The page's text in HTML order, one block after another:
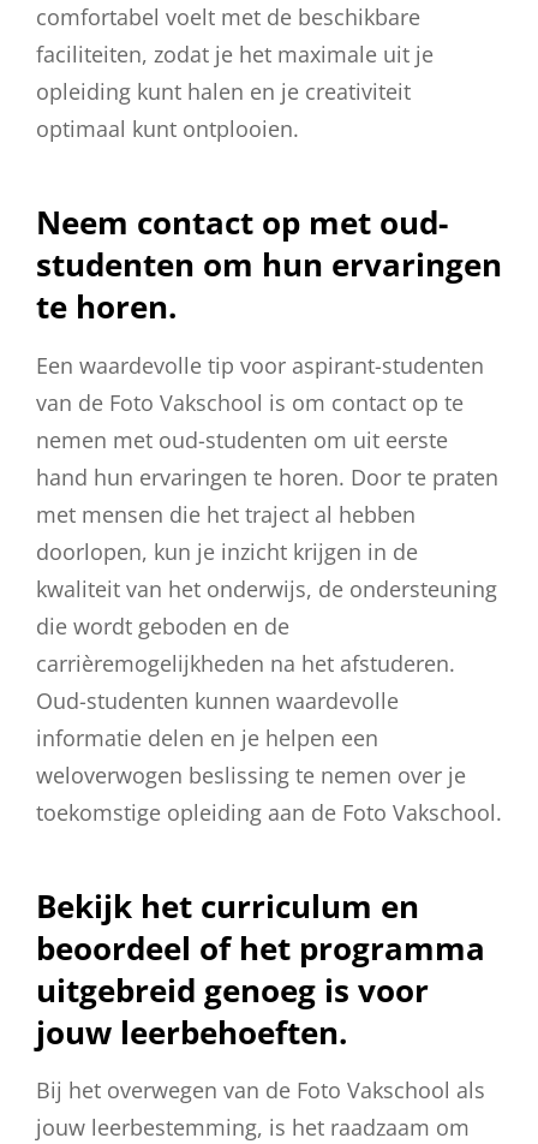
comfortabel voelt met de beschikbare
faciliteiten, zodat je het maximale uit je
opleiding kunt halen en je creativiteit
optimaal kunt ontplooien.
Neem contact op met oud-
studenten om hun ervaringen
te horen.
Een waardevolle tip voor aspirant-studenten
van de Foto Vakschool is om contact op te
nemen met oud-studenten om uit eerste
hand hun ervaringen te horen. Door te praten
met mensen die het traject al hebben
doorlopen, kun je inzicht krijgen in de
kwaliteit van het onderwijs, de ondersteuning
die wordt geboden en de
carrièremogelijkheden na het afstuderen.
Oud-studenten kunnen waardevolle
informatie delen en je helpen een
weloverwogen beslissing te nemen over je
toekomstige opleiding aan de Foto Vakschool.
Bekijk het curriculum en
beoordeel of het programma
uitgebreid genoeg is voor
jouw leerbehoeften.
Bij het overwegen van de Foto Vakschool als
jouw leerbestemming, is het raadzaam om